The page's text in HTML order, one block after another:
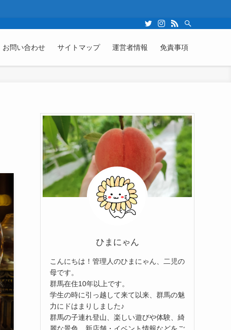
お問い合わせ サイトマップ 運営者情報 免責事項
ひまにゃん
こんにちは！管理人のひまにゃん、二児の
母です。
群馬在住10年以上です。
学生の時に引っ越して来て以来、群馬の魅
力にドはまりしました♪
群馬の子連れ登山、楽しい遊びや体験、綺